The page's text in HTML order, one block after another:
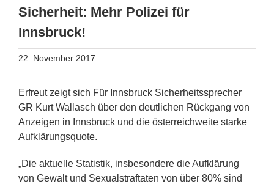
Sicherheit: Mehr Polizei für
Innsbruck!
22. November 2017
Erfreut zeigt sich Für Innsbruck Sicherheitssprecher
GR Kurt Wallasch über den deutlichen Rückgang von
Anzeigen in Innsbruck und die österreichweite starke
Aufklärungsquote.
„Die aktuelle Statistik, insbesondere die Aufklärung
von Gewalt und Sexualstraftaten von über 80% sind